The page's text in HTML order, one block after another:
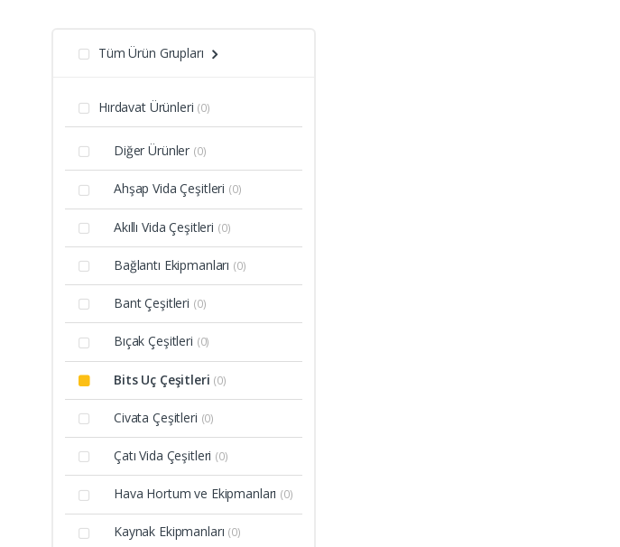
Tüm Ürün Grupları
Hırdavat Ürünleri (0)
Diğer Ürünler (0)
Ahşap Vida Çeşitleri (0)
Akıllı Vida Çeşitleri (0)
Bağlantı Ekipmanları (0)
Bant Çeşitleri (0)
Bıçak Çeşitleri (0)
Bits Uç Çeşitleri (0)
Civata Çeşitleri (0)
Çatı Vida Çeşitleri (0)
Hava Hortum ve Ekipmanları (0)
Kaynak Ekipmanları (0)